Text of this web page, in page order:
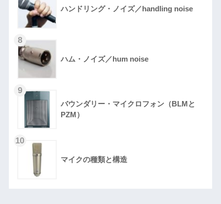
ハンドリング・ノイズ／handling noise
ハム・ノイズ／hum noise
バウンダリー・マイクロフォン（BLMと
PZM）
マイクの種類と構造